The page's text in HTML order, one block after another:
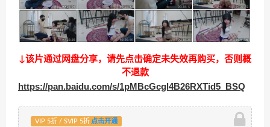
↓该片通过网盘分享，请先点击确定未失效再购买，否则概
不退款
https://pan.baidu.com/s/1pMBcGcgl4B26RXTid5_BSQ
VIP 5折 / SVIP 5折 点击开通